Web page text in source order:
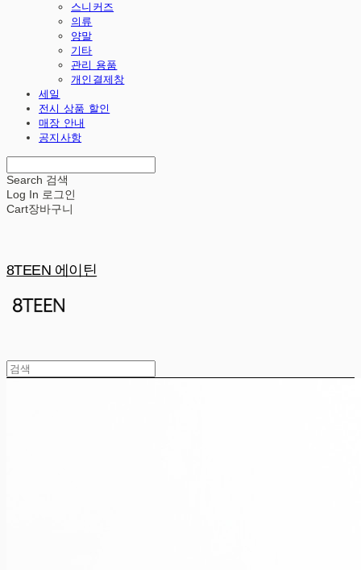
스니커즈
의류
양말
기타
관리 용품
개인결제창
세일
전시 상품 할인
매장 안내
공지사항
Search 검색
Log In 로그인
Cart장바구니
8TEEN 에이틴